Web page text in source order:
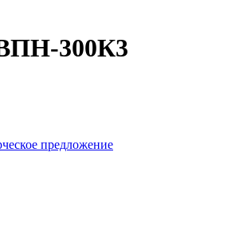
300К3
предложение